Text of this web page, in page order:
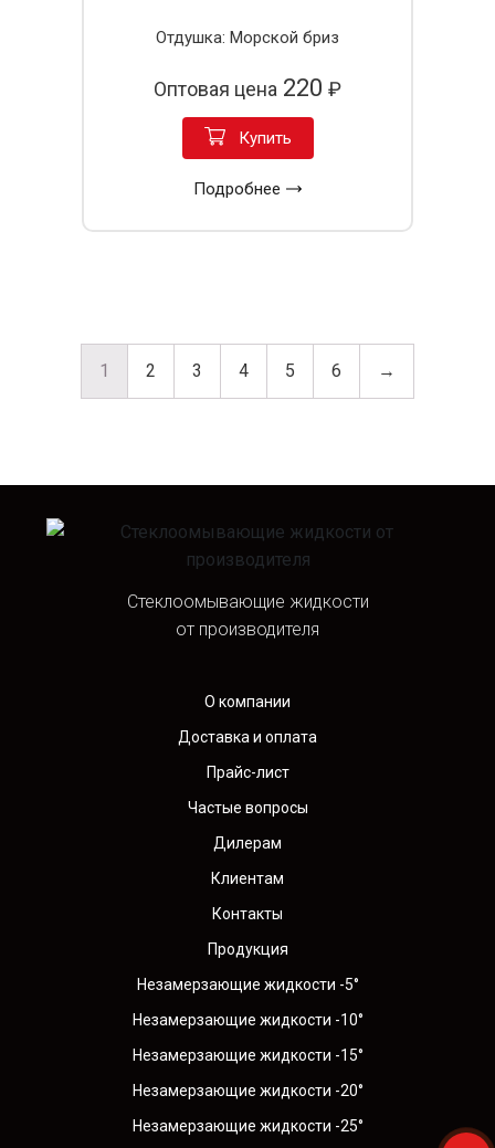
Отдушка: Морской бриз
Оптовая цена 220 ₽
Купить
Подробнее
1 2 3 4 5 6 →
Стеклоомывающие жидкости
от производителя
О компании
Доставка и оплата
Прайс-лист
Частые вопросы
Дилерам
Клиентам
Контакты
Продукция
Незамерзающие жидкости -5°
Незамерзающие жидкости -10°
Незамерзающие жидкости -15°
Незамерзающие жидкости -20°
Незамерзающие жидкости -25°